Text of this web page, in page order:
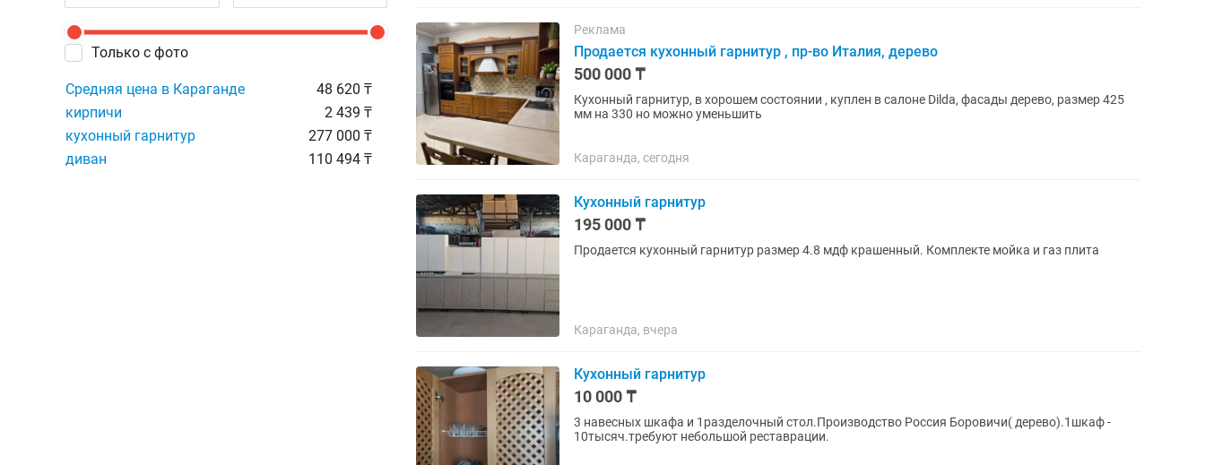
Только с фото
Средняя цена в Караганде
48 620 ₸
кирпичи
2 439 ₸
кухонный гарнитур
277 000 ₸
диван
110 494 ₸
Реклама
Продается кухонный гарнитур , пр-во Италия, дерево
500 000 ₸
Кухонный гарнитур, в хорошем состоянии , куплен в салоне Dilda, фасады дерево, размер 425
мм на 330 но можно уменьшить
Караганда, сегодня
Кухонный гарнитур
195 000 ₸
Продается кухонный гарнитур размер 4.8 мдф крашенный. Комплекте мойка и газ плита
Караганда, вчера
Кухонный гарнитур
10 000 ₸
3 навесных шкафа и 1разделочный стол.Производство Россия Боровичи( дерево).1шкаф -
10тысяч.требуют небольшой реставрации.